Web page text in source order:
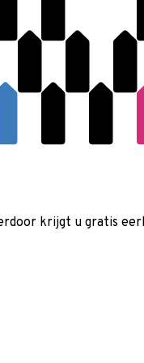
krijgt u gratis